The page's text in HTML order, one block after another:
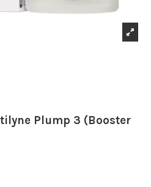
Plump 3 (Booster